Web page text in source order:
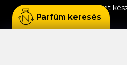
Shoptet
Parfüm keresés